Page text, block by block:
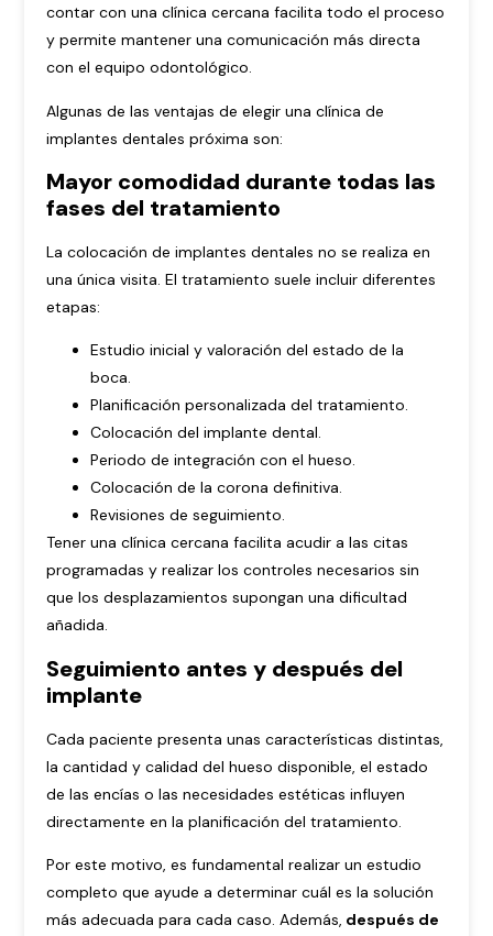
contar con una clínica cercana facilita todo el proceso
y permite mantener una comunicación más directa
con el equipo odontológico.
Algunas de las ventajas de elegir una clínica de
implantes dentales próxima son:
Mayor comodidad durante todas las
fases del tratamiento
La colocación de implantes dentales no se realiza en
una única visita. El tratamiento suele incluir diferentes
etapas:
Estudio inicial y valoración del estado de la
boca.
Planificación personalizada del tratamiento.
Colocación del implante dental.
Periodo de integración con el hueso.
Colocación de la corona definitiva.
Revisiones de seguimiento.
Tener una clínica cercana facilita acudir a las citas
programadas y realizar los controles necesarios sin
que los desplazamientos supongan una dificultad
añadida.
Seguimiento antes y después del
implante
Cada paciente presenta unas características distintas,
la cantidad y calidad del hueso disponible, el estado
de las encías o las necesidades estéticas influyen
directamente en la planificación del tratamiento.
Por este motivo, es fundamental realizar un estudio
completo que ayude a determinar cuál es la solución
más adecuada para cada caso. Además, después de